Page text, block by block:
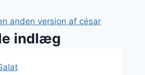
anden version af césar
indlæg